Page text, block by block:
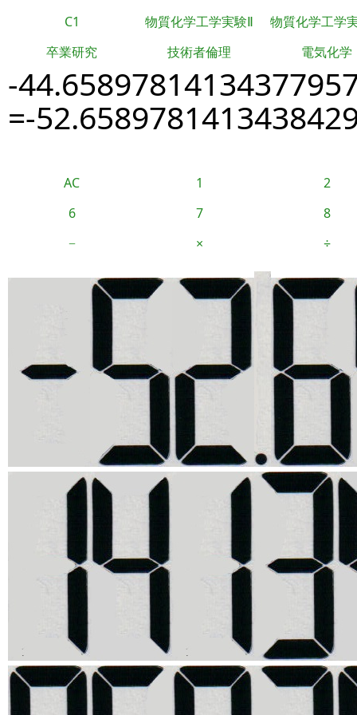
C1 物質化学工学実験Ⅱ
物質化学工学
卒業研究
技術者倫理 電気化学
-
=-
AC 1
2
6
7
8
−
× ÷